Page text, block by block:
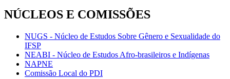
NÚCLEOS E COMISSÕES
NUGS - Núcleo de Estudos Sobre Gênero e Sexualidade do
IFSP
NEABI - Núcleo de Estudos Afro-brasileiros e Indígenas
NAPNE
Comissão Local do PDI